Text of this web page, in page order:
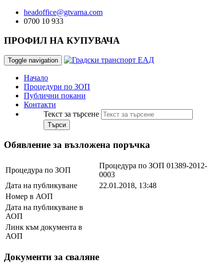
headoffice@gtvarna.com
0700 10 933
ПРОФИЛ НА КУПУВАЧА
Toggle navigation
Начало
Процедури по ЗОП
Публични покани
Контакти
Текст за търсене
Търси
Обявление за възложена поръчка
Процедура по ЗОП
Процедура по ЗОП 01389-2012-
0003
Дата на публикуване
22.01.2018, 13:48
Номер в АОП
Дата на публикуване в
АОП
Линк към документа в
АОП
Документи за сваляне